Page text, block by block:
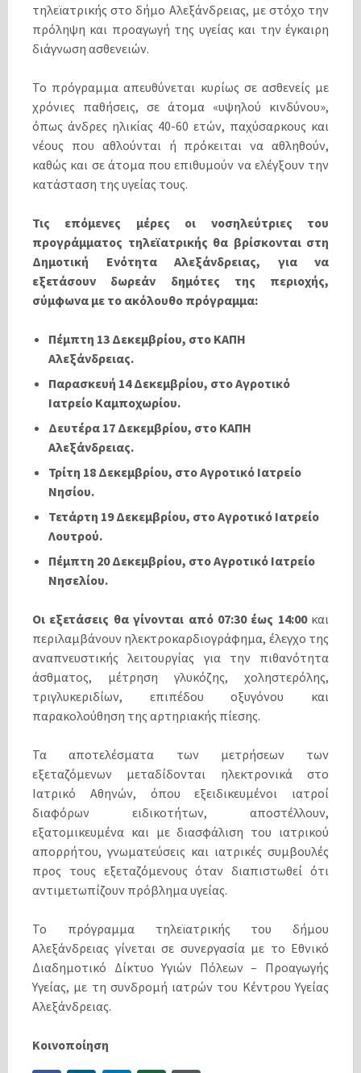
τηλεϊατρικής στο δήμο Αλεξάνδρειας, με στόχο την
πρόληψη και προαγωγή της υγείας και την έγκαιρη
διάγνωση ασθενειών.
Το πρόγραμμα απευθύνεται κυρίως σε ασθενείς με
χρόνιες παθήσεις, σε άτομα «υψηλού κινδύνου»,
όπως άνδρες ηλικίας 40-60 ετών, παχύσαρκους και
νέους που αθλούνται ή πρόκειται να αθληθούν,
καθώς και σε άτομα που επιθυμούν να ελέγξουν την
κατάσταση της υγείας τους.
Τις επόμενες μέρες οι νοσηλεύτριες του
προγράμματος τηλεϊατρικής θα βρίσκονται στη
Δημοτική Ενότητα Αλεξάνδρειας, για να
εξετάσουν δωρεάν δημότες της περιοχής,
σύμφωνα με το ακόλουθο πρόγραμμα: 
Πέμπτη 13 Δεκεμβρίου, στο ΚΑΠΗ
Αλεξάνδρειας. 
Παρασκευή 14 Δεκεμβρίου, στο Αγροτικό
Ιατρείο Καμποχωρίου. 
Δευτέρα 17 Δεκεμβρίου, στο ΚΑΠΗ
Αλεξάνδρειας. 
Τρίτη 18 Δεκεμβρίου, στο Αγροτικό Ιατρείο
Νησίου.
Τετάρτη 19 Δεκεμβρίου, στο Αγροτικό Ιατρείο
Λουτρού. 
Πέμπτη 20 Δεκεμβρίου, στο Αγροτικό Ιατρείο
Νησελίου.
Οι εξετάσεις θα γίνονται από 07:30 έως 14:00και
περιλαμβάνουν ηλεκτροκαρδιογράφημα, έλεγχο της
αναπνευστικής λειτουργίας για την πιθανότητα
άσθματος, μέτρηση γλυκόζης, χοληστερόλης,
τριγλυκεριδίων, επιπέδου οξυγόνου και
παρακολούθηση της αρτηριακής πίεσης.
Τα αποτελέσματα των μετρήσεων των
εξεταζόμενων μεταδίδονται ηλεκτρονικά στο
Ιατρικό Αθηνών, όπου εξειδικευμένοι ιατροί
διαφόρων ειδικοτήτων, αποστέλλουν,
εξατομικευμένα και με διασφάλιση του ιατρικού
απορρήτου, γνωματεύσεις και ιατρικές συμβουλές
προς τους εξεταζόμενους όταν διαπιστωθεί ότι
αντιμετωπίζουν πρόβλημα υγείας.
Το πρόγραμμα τηλεϊατρικής του δήμου
Αλεξάνδρειας γίνεται σε συνεργασία με το Εθνικό
Διαδημοτικό Δίκτυο Υγιών Πόλεων – Προαγωγής
Υγείας, με τη συνδρομή ιατρών του Κέντρου Υγείας
Αλεξάνδρειας.
Κοινοποίηση